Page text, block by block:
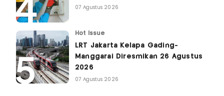
07 Agustus 2026
Hot Issue
LRT Jakarta Kelapa Gading-
Manggarai Diresmikan 26 Agustus
2026
07 Agustus 2026